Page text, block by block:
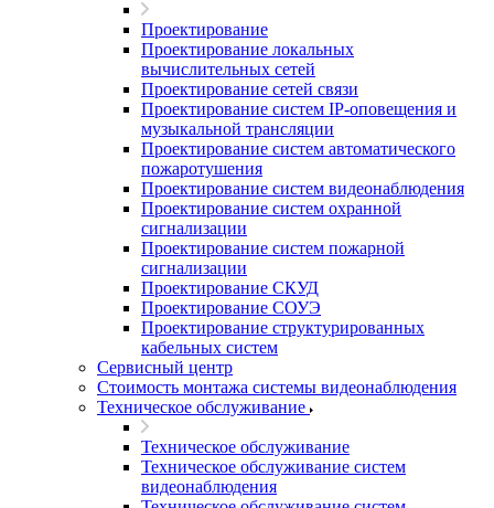
Проектирование
Проектирование локальных
вычислительных сетей
Проектирование сетей связи
Проектирование систем IP-оповещения и
музыкальной трансляции
Проектирование систем автоматического
пожаротушения
Проектирование систем видеонаблюдения
Проектирование систем охранной
сигнализации
Проектирование систем пожарной
сигнализации
Проектирование СКУД
Проектирование СОУЭ
Проектирование структурированных
кабельных систем
Сервисный центр
Стоимость монтажа системы видеонаблюдения
Техническое обслуживание
Техническое обслуживание
Техническое обслуживание систем
видеонаблюдения